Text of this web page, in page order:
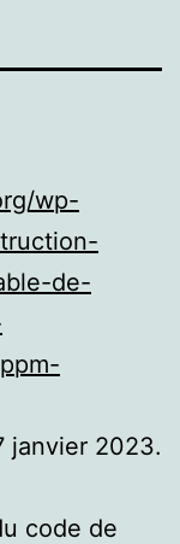
wp-
de-
janvier 2023.
code de